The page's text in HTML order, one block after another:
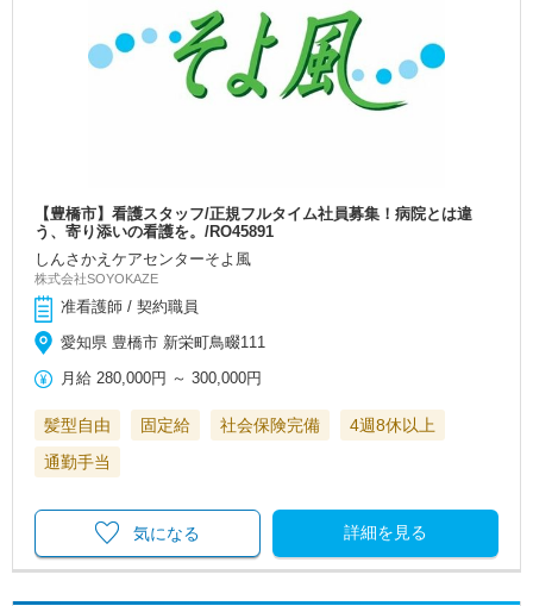
【豊橋市】看護スタッフ/正規フルタイム社員募集！病院とは違
う、寄り添いの看護を。/RO45891
しんさかえケアセンターそよ風
株式会社SOYOKAZE
准看護師 / 契約職員
愛知県 豊橋市 新栄町鳥畷111
月給 280,000円 ～300,000円
髪型自由 固定給 社会保険完備
4週8休以上
通勤手当
詳細を見る
気になる